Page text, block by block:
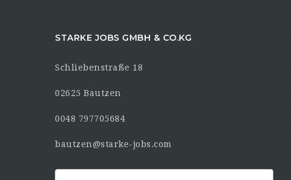
STARKE JOBS GMBH & CO.KG
Schliebenstraße 18
02625 Bautzen
0048 797705684
bautzen@starke-jobs.com